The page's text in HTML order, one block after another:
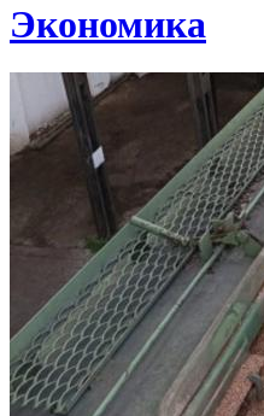
Экономика